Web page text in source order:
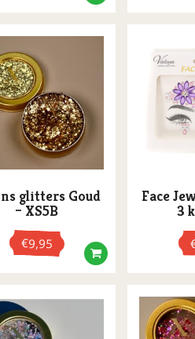
glitters Goud
– XS5B
€9,95
Face
3